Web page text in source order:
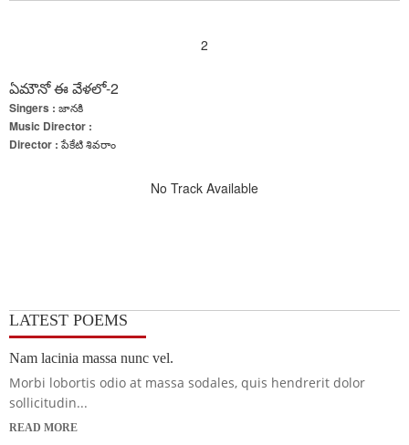
2
ఏమౌనో ఈ వేళలో-2
Singers : జానకి
Music Director :
Director :పేకేటి శివరాం
No Track Available
LATEST POEMS
Nam lacinia massa nunc vel.
Morbi lobortis odio at massa sodales, quis hendrerit dolor
sollicitudin...
READ MORE